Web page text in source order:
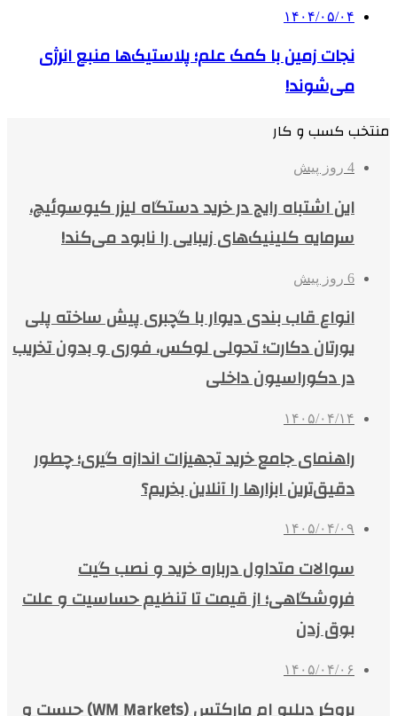
۱۴۰۴/۰۵/۰۴
نجات زمین با کمک علم؛ پلاستیک‌ها منبع انرژی
می‌شوند!
منتخب کسب و کار
4 روز پیش
این اشتباه رایج در خرید دستگاه لیزر کیوسوئیچ،
سرمایه کلینیک‌های زیبایی را نابود می‌کند!
6 روز پیش
انواع قاب بندی دیوار با گچبری پیش ساخته پلی
یورتان دکارت؛ تحولی لوکس، فوری و بدون تخریب
در دکوراسیون داخلی
۱۴۰۵/۰۴/۱۴
راهنمای جامع خرید تجهیزات اندازه گیری؛ چطور
دقیق‌ترین ابزارها را آنلاین بخریم؟
۱۴۰۵/۰۴/۰۹
سوالات متداول درباره خرید و نصب گیت
فروشگاهی؛ از قیمت تا تنظیم حساسیت و علت
بوق زدن
۱۴۰۵/۰۴/۰۶
بروکر دبلیو ام مارکتس (WM Markets) چیست و